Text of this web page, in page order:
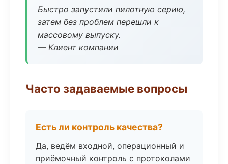
Быстро запустили пилотную серию,
затем без проблем перешли к
массовому выпуску.
— Клиент компании
Часто задаваемые вопросы
Есть ли контроль качества?
Да, ведём входной, операционный и
приёмочный контроль с протоколами